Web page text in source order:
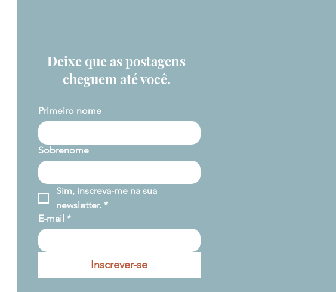
Deixe que as postagens
cheguem até você.
Primeiro nome
Sobrenome
Sim, inscreva-me na sua
newsletter. *
E-mail *
Inscrever-se